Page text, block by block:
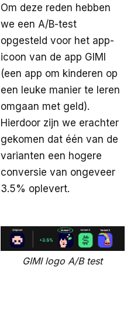
Om deze reden hebben
we een A/B-test
opgesteld voor het app-
icoon van de app GIMI
(een app om kinderen op
een leuke manier te leren
omgaan met geld).
Hierdoor zijn we erachter
gekomen dat één van de
varianten een hogere
conversie van ongeveer
3.5% oplevert.
GIMI logo A/B test